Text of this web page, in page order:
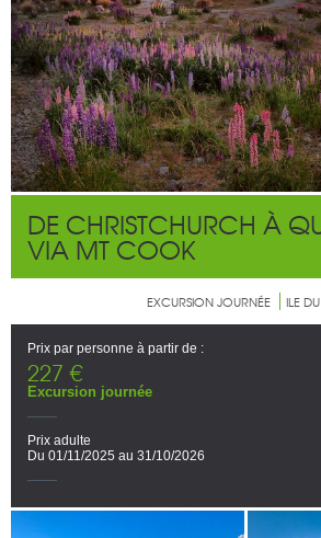
DE CHRISTCHURCH À
VIA MT COOK
EXCURSION JOURNÉE ILE
Prix par personne à partir de :
227 €
Excursion journée
Prix adulte
Du 01/11/2025 au 31/10/2026